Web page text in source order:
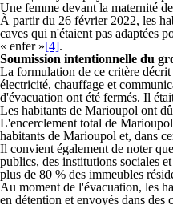
Une femme devant la maternité
À partir du 26 février 2022, les
caves qui n'étaient pas adaptées
« enfer »[4].
Soumission intentionnelle du
La formulation de ce critère décrit
électricité, chauffage et
d'évacuation ont été fermés. Il
Les habitants de Marioupol ont
L'encerclement total de
habitants de Marioupol et, dans
Il convient également de noter
publics, des institutions sociales
plus de 80 % des immeubles
Au moment de l'évacuation, les
en détention et envoyés dans